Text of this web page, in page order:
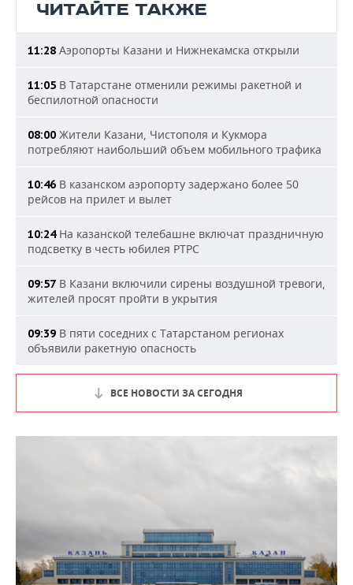
ЧИТАЙТЕ ТАКЖЕ
11:28 Аэропорты Казани и Нижнекамска открыли
11:05 В Татарстане отменили режимы ракетной и
беспилотной опасности
08:00 Жители Казани, Чистополя и Кукмора
потребляют наибольший объем мобильного трафика
10:46 В казанском аэропорту задержано более 50
рейсов на прилет и вылет
10:24На казанской телебашне включат праздничную
подсветку в честь юбилея РТРС
09:57 В Казани включили сирены воздушной тревоги,
жителей просят пройти в укрытия
09:39 В пяти соседних с Татарстаном регионах
объявили ракетную опасность
ВСЕ НОВОСТИ ЗА СЕГОДНЯ